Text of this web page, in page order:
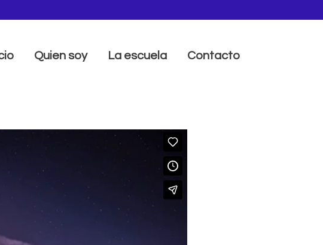
Quien soy La escuela Contacto